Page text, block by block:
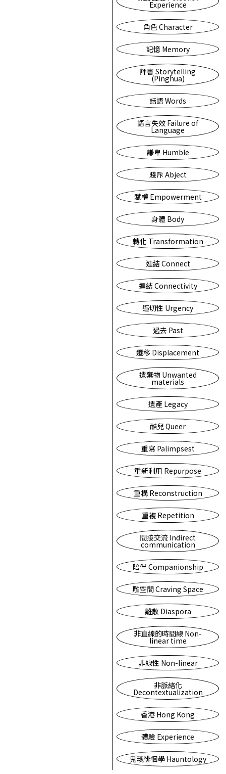
Experience
角色 Character
記憶 Memory
評書 Storytelling
(Pinghua)
話語 Words
語言失效 Failure of
Language
謙卑 Humble
賤斥 Abject
賦權 Empowerment
身體 Body
轉化 Transformation
連結 Connect
連結 Connectivity
逼切性 Urgency
過去 Past
遷移 Displacement
遺棄物 Unwanted
materials
遺產 Legacy
酷兒 Queer
重寫 Palimpsest
重新利用 Repurpose
重構 Reconstruction
重複 Repetition
間接交流 Indirect
communication
陪伴 Companionship
雕空間 Craving Space
離散 Diaspora
非直線的時間線 Non-
linear time
非線性 Non-linear
非脈絡化
Decontextualization
香港 Hong Kong
體驗 Experience
鬼魂徘徊學 Hauntology